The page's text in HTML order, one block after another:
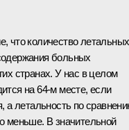
что количество летальных
больных
странах. У нас в целом
на 64-м месте, если
а летальность по
меньше. В значительной